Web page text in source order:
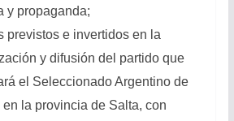
y propaganda;
previstos e invertidos en la
y difusión del partido que
el Seleccionado Argentino de
en la provincia de Salta, con